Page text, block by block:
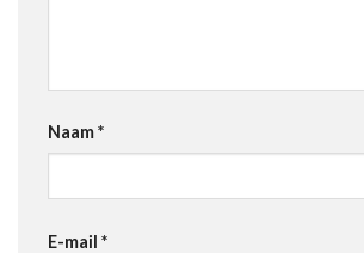
Naam*
E-mail *